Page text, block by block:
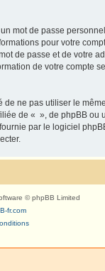
mot de passe
pour votre
de passe et de votre
de votre compte
ne pas utiliser le
de « », de phpBB
par le logiciel
© phpBB Limited
fr.com